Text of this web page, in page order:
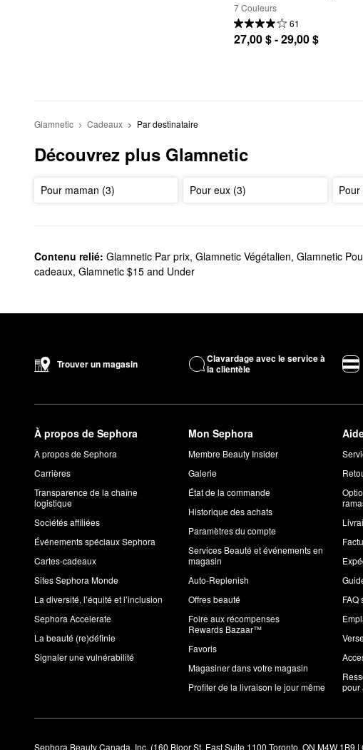
7 Couleurs
61
27,00 $ - 29,00 $
Glamnetic Cadeaux Par destinataire
Découvrez plus Glamnetic
Pour maman (3) Pour eux (3)
Contenu relié: Glamnetic Par prix, Glamnetic Végétalien, Glamnetic
cadeaux, Glamnetic $15 and Under
Trouver un magasin
Clavardage avec le service à
la clientèle
À propos de Sephora
À propos de Sephora
Carrières
Transparence de la chaîne
logistique
Sociétés affiliées
Événements spéciaux Sephora
Cartes-cadeaux
Sites Sephora Monde
La diversité, l’équité et l’inclusion
Sephora Accelerate
La beauté (re)définie
Signaler une vulnérabilité
Mon Sephora
Membre Beauty Insider
Galerie
État de la commande
Historique des achats
Paramètres du compte
Services Beauté et événements en
magasin
Auto-Replenish
Offres beauté
Foire aux récompenses
Rewards Bazaar™
Favoris
Magasiner dans votre magasin
Profiter de la livraison le jour même
FAQ
pour
Sephora Beauty Canada, Inc. (160 Bloor St. East Suite 1100 Toronto, ON M4W